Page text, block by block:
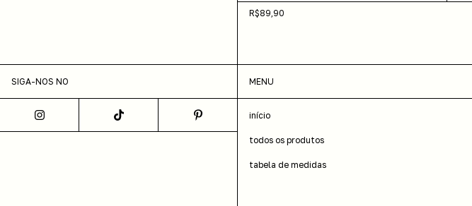
R$89,90
SIGA-NOS NO MENU
início
todos os produtos
tabela de medidas